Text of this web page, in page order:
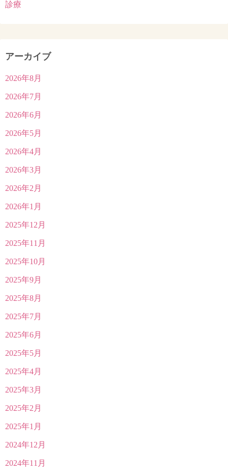
診療
アーカイブ
2026年8月
2026年7月
2026年6月
2026年5月
2026年4月
2026年3月
2026年2月
2026年1月
2025年12月
2025年11月
2025年10月
2025年9月
2025年8月
2025年7月
2025年6月
2025年5月
2025年4月
2025年3月
2025年2月
2025年1月
2024年12月
2024年11月